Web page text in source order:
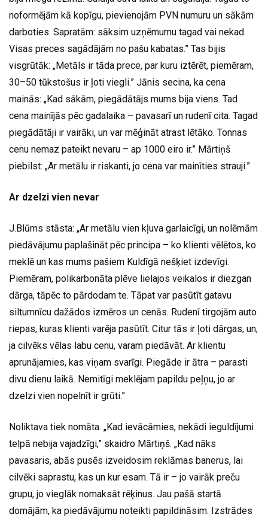
noformējām kā kopīgu, pievienojām PVN numuru un sākām
darboties. Sapratām: sāksim uzņēmumu tagad vai nekad.
Visas preces sagādājām no pašu kabatas.” Tas bijis
visgrūtāk: „Metāls ir tāda prece, par kuru iztērēt, piemēram,
30–50 tūkstošus ir ļoti viegli.” Jānis secina, ka cena
mainās: „Kad sākām, piegādātājs mums bija viens. Tad
cena mainījās pēc gadalaika – pavasarī un rudenī cita. Tagad
piegādātāji ir vairāki, un var mēģināt atrast lētāko. Tonnas
cenu nemaz pateikt nevaru – ap 1000 eiro ir.” Mārtiņš
piebilst: „Ar metālu ir riskanti, jo cena var mainīties strauji.”
Ar dzelzi vien nevar
J.Blūms stāsta: „Ar metālu vien kļuva garlaicīgi, un nolēmām
piedāvājumu paplašināt pēc principa – ko klienti vēlētos, ko
meklē un kas mums pašiem Kuldīgā nešķiet izdevīgi.
Piemēram, polikarbonāta plēve lielajos veikalos ir diezgan
dārga, tāpēc to pārdodam te. Tāpat var pasūtīt gatavu
siltumnīcu dažādos izmēros un cenās. Rudenī tirgojām auto
riepas, kuras klienti varēja pasūtīt. Citur tās ir ļoti dārgas, un,
ja cilvēks vēlas labu cenu, varam piedāvāt. Ar klientu
aprunājamies, kas viņam svarīgi. Piegāde ir ātra – parasti
divu dienu laikā. Nemitīgi meklējam papildu peļņu, jo ar
dzelzi vien nopelnīt ir grūti.”
Noliktava tiek nomāta. „Kad ievācāmies, nekādi ieguldījumi
telpā nebija vajadzīgi,” skaidro Mārtiņš. „Kad nāks
pavasaris, abās pusēs izveidosim reklāmas banerus, lai
cilvēki saprastu, kas un kur esam. Tā ir – jo vairāk preču
grupu, jo vieglāk nomaksāt rēķinus. Jau pašā startā
domājām, ka piedāvājumu noteikti papildināsim. Izstrādes